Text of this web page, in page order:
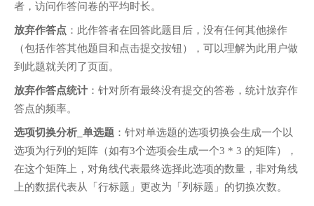
者，访问作答问卷的平均时长。
放弃作答点 ：此作答者在回答此题目后，没有任何其他操作
（包括作答其他题目和点击提交按钮），可以理解为此用户做
到此题就关闭了页面。
放弃作答点统计 ：针对所有最终没有提交的答卷，统计放弃作
答点的频率。
选项切换分析_单选题 ：针对单选题的选项切换会生成一个以
选项为行列的矩阵（如有3个选项会生成一个3 * 3 的矩阵），
在这个矩阵上，对角线代表最终选择此选项的数量，非对角线
上的数据代表从「行标题」更改为「列标题」的切换次数。